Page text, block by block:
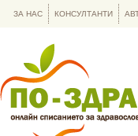
ЗА НАС КОНСУЛТАНТИ